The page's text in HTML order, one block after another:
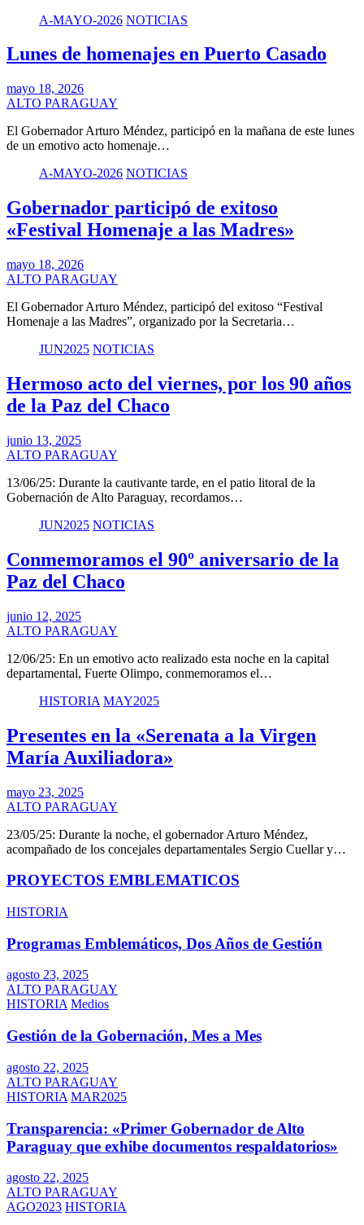
A-MAYO-2026 NOTICIAS
Lunes de homenajes en Puerto Casado
mayo 18, 2026
ALTO PARAGUAY
El Gobernador Arturo Méndez, participó en la mañana de este lunes
de un emotivo acto homenaje…
A-MAYO-2026 NOTICIAS
Gobernador participó de exitoso
«Festival Homenaje a las Madres»
mayo 18, 2026
ALTO PARAGUAY
El Gobernador Arturo Méndez, participó del exitoso “Festival
Homenaje a las Madres”, organizado por la Secretaria…
JUN2025 NOTICIAS
Hermoso acto del viernes, por los 90 años
de la Paz del Chaco
junio 13, 2025
ALTO PARAGUAY
13/06/25: Durante la cautivante tarde, en el patio litoral de la
Gobernación de Alto Paraguay, recordamos…
JUN2025 NOTICIAS
Conmemoramos el 90º aniversario de la
Paz del Chaco
junio 12, 2025
ALTO PARAGUAY
12/06/25: En un emotivo acto realizado esta noche en la capital
departamental, Fuerte Olimpo, conmemoramos el…
HISTORIA MAY2025
Presentes en la «Serenata a la Virgen
María Auxiliadora»
mayo 23, 2025
ALTO PARAGUAY
23/05/25: Durante la noche, el gobernador Arturo Méndez,
acompañado de los concejales departamentales Sergio Cuellar y…
PROYECTOS EMBLEMATICOS
HISTORIA
Programas Emblemáticos, Dos Años de Gestión
agosto 23, 2025
ALTO PARAGUAY
HISTORIA Medios
Gestión de la Gobernación, Mes a Mes
agosto 22, 2025
ALTO PARAGUAY
HISTORIA MAR2025
Transparencia: «Primer Gobernador de Alto
Paraguay que exhibe documentos respaldatorios»
agosto 22, 2025
ALTO PARAGUAY
AGO2023 HISTORIA